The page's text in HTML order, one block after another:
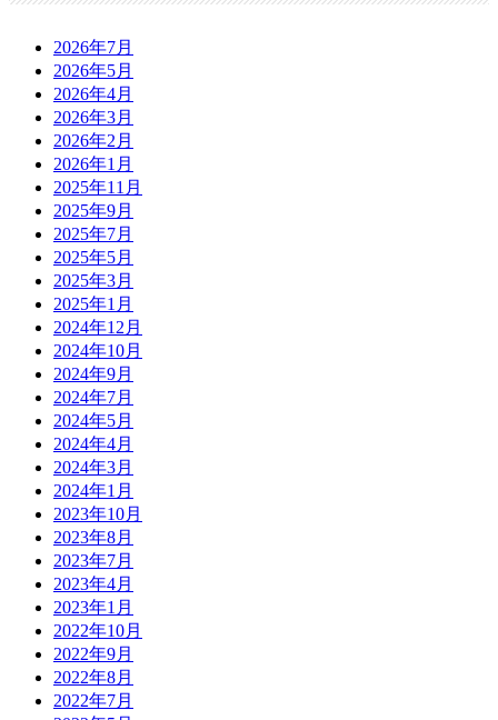
2026年7月
2026年5月
2026年4月
2026年3月
2026年2月
2026年1月
2025年11月
2025年9月
2025年7月
2025年5月
2025年3月
2025年1月
2024年12月
2024年10月
2024年9月
2024年7月
2024年5月
2024年4月
2024年3月
2024年1月
2023年10月
2023年8月
2023年7月
2023年4月
2023年1月
2022年10月
2022年9月
2022年8月
2022年7月